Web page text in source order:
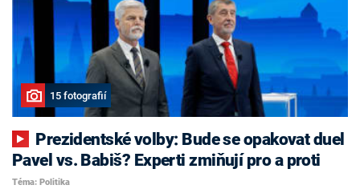
15 fotografií
Pavel vs. Babiš? Experti zmiňují pro a proti
Téma: Politika